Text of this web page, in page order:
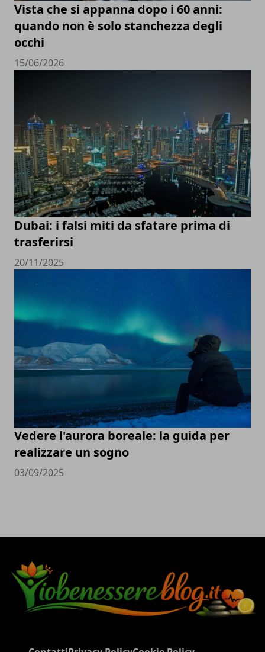
Vista che si appanna dopo i 60 anni:
quando non è solo stanchezza degli
occhi
15/06/2026
Dubai: i falsi miti da sfatare prima di
trasferirsi
20/11/2025
Vedere l'aurora boreale: la guida per
realizzare un sogno
03/09/2025